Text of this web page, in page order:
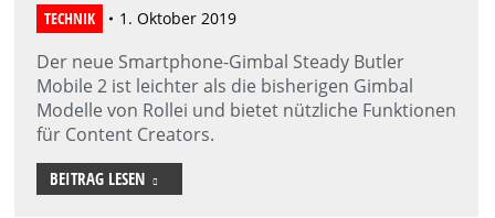
TECHNIK 1. Oktober 2019
Der neue Smartphone-Gimbal Steady Butler
Mobile 2 ist leichter als die bisherigen Gimbal
Modelle von Rollei und bietet nützliche Funktionen
für Content Creators.
BEITRAG LESEN